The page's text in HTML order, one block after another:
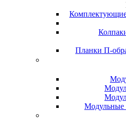
Комплектующие
Планки П-
Модульные